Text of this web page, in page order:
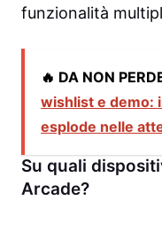
funzionalità
🔥 DA NON
wishlist e demo:
esplode nelle
Su quali
Arcade?